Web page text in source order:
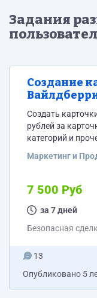
Задания
Создание
Создать
рублей за
категорий и
постоянная
Маркетинг и
7 500 Руб
за 7 дней
Безопасная
13
Опубликовано 5